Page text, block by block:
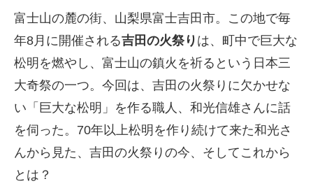
富士山の麓の街、山梨県富士吉田市。この地で毎
年8月に開催される吉田の火祭り は、町中で巨大な
松明を燃やし、富士山の鎮火を祈るという日本三
大奇祭の一つ。今回は、吉田の火祭りに欠かせな
い「巨大な松明」を作る職人、和光信雄さんに話
を伺った。70年以上松明を作り続けて来た和光さ
んから見た、吉田の火祭りの今、そしてこれから
とは？